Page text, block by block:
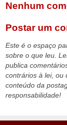
Nenhum
Postar um
Este é o espaço
sobre o que leu.
publica
contrários à lei, ou
conteúdo da
responsabilidade!